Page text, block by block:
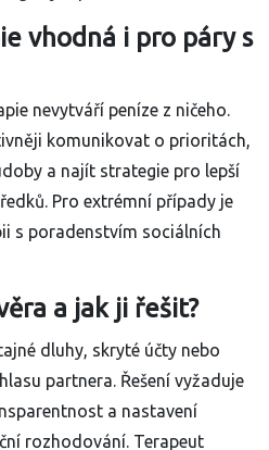
vhodná i pro páry s
nevytváří peníze z ničeho.
komunikovat o prioritách,
a najít strategie pro lepší
Pro extrémní případy je
s poradenstvím sociálních
a jak ji řešit?
dluhy, skryté účty nebo
partnera. Řešení vyžaduje
a nastavení
rozhodování. Terapeut